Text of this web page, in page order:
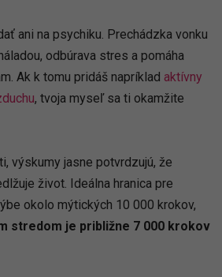
ani na psychiku. Prechádzka vonku
odbúrava stres a pomáha
Ak k tomu pridáš napríklad aktívny
, tvoja myseľ sa ti okamžite
výskumy jasne potvrdzujú, že
život. Ideálna hranica pre
okolo mýtických 10 000 krokov,
stredom je približne 7 000 krokov